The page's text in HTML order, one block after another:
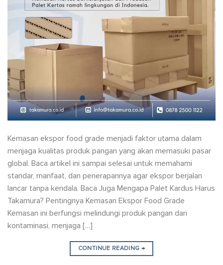
Kemasan ekspor food grade menjadi faktor utama dalam
menjaga kualitas produk pangan yang akan memasuki pasar
global. Baca artikel ini sampai selesai untuk memahami
standar, manfaat, dan penerapannya agar ekspor berjalan
lancar tanpa kendala. Baca Juga Mengapa Palet Kardus Harus
Takamura? Pentingnya Kemasan Ekspor Food Grade
Kemasan ini berfungsi melindungi produk pangan dari
kontaminasi, menjaga […]
CONTINUE READING →